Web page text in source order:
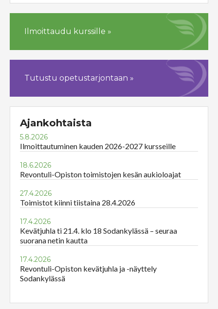
Ilmoittaudu kurssille »
Tutustu opetustarjontaan »
Ajankohtaista
5.8.2026
Ilmoittautuminen kauden 2026-2027 kursseille
18.6.2026
Revontuli-Opiston toimistojen kesän aukioloajat
27.4.2026
Toimistot kiinni tiistaina 28.4.2026
17.4.2026
Kevätjuhla ti 21.4. klo 18 Sodankylässä – seuraa
suorana netin kautta
17.4.2026
Revontuli-Opiston kevätjuhla ja -näyttely
Sodankylässä